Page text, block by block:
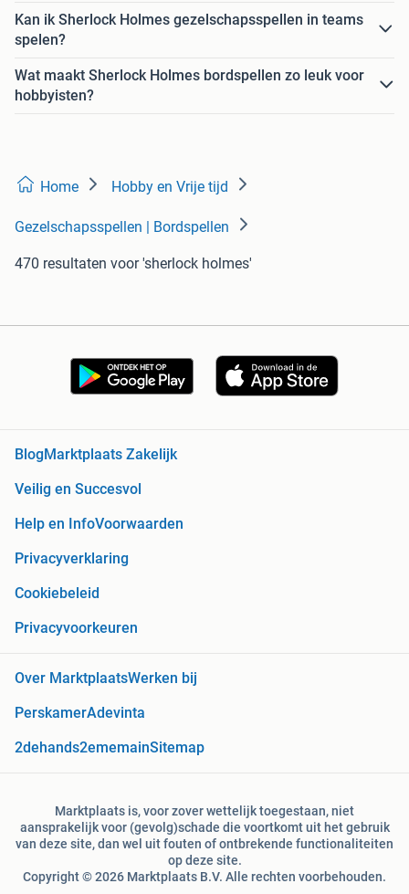
Kan ik Sherlock Holmes gezelschapsspellen in teams
spelen?
Wat maakt Sherlock Holmes bordspellen zo leuk voor
hobbyisten?
Home Hobby en Vrije tijd
Gezelschapsspellen | Bordspellen
470 resultaten voor 'sherlock holmes'
BlogMarktplaats Zakelijk
Veilig en Succesvol
Help en InfoVoorwaarden
Privacyverklaring
Cookiebeleid
Privacyvoorkeuren
Over MarktplaatsWerken bij
PerskamerAdevinta
2dehands2ememainSitemap
Marktplaats is, voor zover wettelijk toegestaan, niet
aansprakelijk voor (gevolg)schade die voortkomt uit het gebruik
van deze site, dan wel uit fouten of ontbrekende functionaliteiten
op deze site.
Copyright © 2026 Marktplaats B.V. Alle rechten voorbehouden.